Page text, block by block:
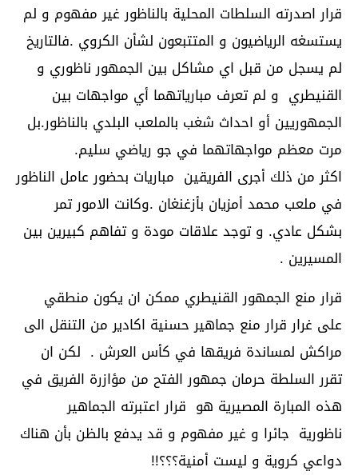
قرار اصدرته السلطات المحلية بالناظور غير مفهوم و لم
يستسغه الرياضيون و المتتبعون لشأن الكروي .فالتاريخ
لم يسجل من قبل اي مشاكل بين الجمهور ناظوري و
القنيطري و لم تعرف مبارياتهما أي مواجهات بين
الجمهوريين أو احداث شغب بالملعب البلدي بالناظور.بل
مرت معظم مواجهاتهما في جو رياضي سليم.
اكثر من ذلك أجرى الفريقين مباريات بحضور عامل الناظور
في ملعب محمد أمزيان بأزغنغان .وكانت الامور تمر
بشكل عادي. و توجد علاقات مودة و تفاهم كبيرين بين
المسيرين .
قرار منع الجمهور القنيطري ممكن ان يكون منطقي
على غرار قرار منع جماهير حسنية اكادير من التنقل الى
مراكش لمساندة فريقها في كأس العرش . لكن ان
تقرر السلطة حرمان جمهور الفتح من مؤازرة الفريق في
هذه المبارة المصيرية هو قرار اعتبرته الجماهير
ناظورية جائرا و غير مفهوم و قد يدفع بالظن بأن هناك
دواعي كروية و ليست أمنية؟؟؟!!